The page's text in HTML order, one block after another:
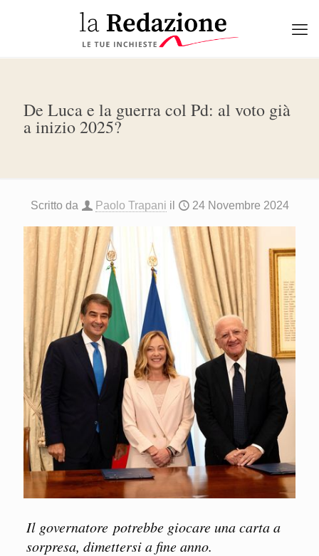
De Luca e la guerra col Pd: al voto già
a inizio 2025?
Scritto da Paolo Trapani il 24 Novembre 2024
Il governatore potrebbe giocare una carta a
sorpresa, dimettersi a fine anno.